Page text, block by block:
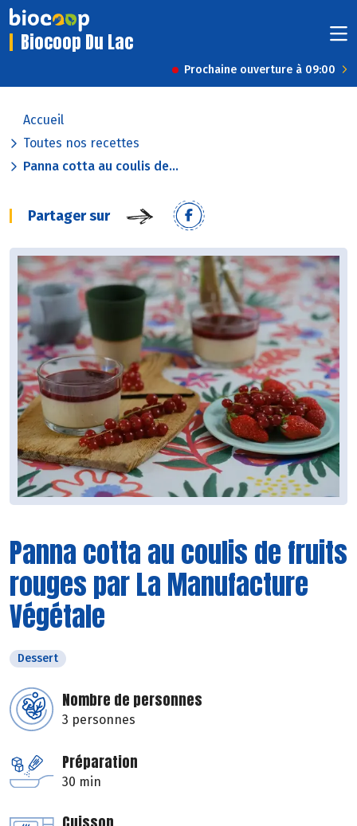
Biocoop Du Lac
Prochaine ouverture à 09:00
Accueil
Toutes nos recettes
Panna cotta au coulis de...
Partager sur
Panna cotta au coulis de fruits
rouges par La Manufacture
Végétale
Dessert
Nombre de personnes
3 personnes
Préparation
30 min